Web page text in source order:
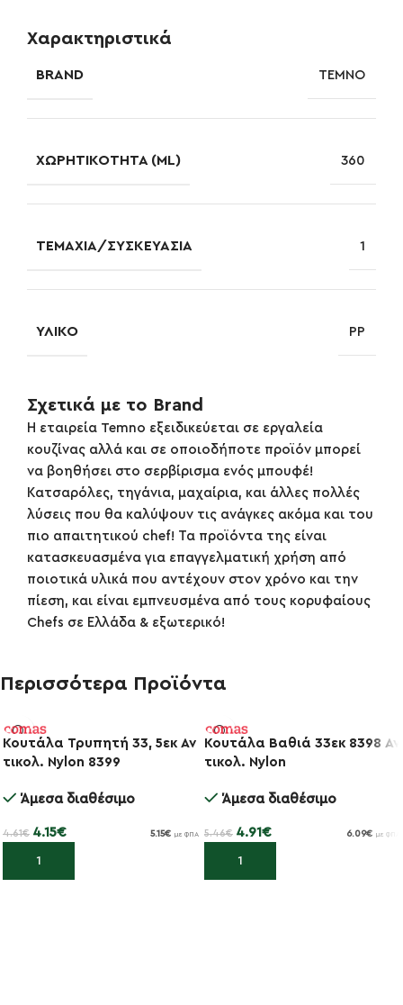
Χαρακτηριστικά
BRAND TEMNO
ΧΩΡΗΤΙΚΌΤΗΤΑ (ML) 360
ΤΕΜΆΧΙΑ/ΣΥΣΚΕΥΑΣΊΑ 1
ΥΛΙΚΌ PP
Σχετικά με το Brand
Η εταιρεία Temno εξειδικεύεται σε εργαλεία
κουζίνας αλλά και σε οποιοδήποτε προϊόν μπορεί
να βοηθήσει στο σερβίρισμα ενός μπουφέ!
Κατσαρόλες, τηγάνια, μαχαίρια, και άλλες πολλές
λύσεις που θα καλύψουν τις ανάγκες ακόμα και του
πιο απαιτητικού chef! Τα προϊόντα της είναι
κατασκευασμένα για επαγγελματική χρήση από
ποιοτικά υλικά που αντέχουν στον χρόνο και την
πίεση, και είναι εμπνευσμένα από τους κορυφαίους
Chefs σε Ελλάδα & εξωτερικό!
Περισσότερα Προϊόντα
-10%
Κουτάλα Τρυπητή 33, 5εκ Αν
τικολ. Nylon 8399
Άμεσα διαθέσιμο
4.61€ 4.15€ 5.15€ με ΦΠΑ
Προσθήκη στο καλάθι
-10%
Κουτάλα Βαθιά 33εκ 8398 Αν
τικολ. Nylon
Άμεσα διαθέσιμο
5.46€ 4.91 € 6.09€ με ΦΠΑ
Προσθήκη στο καλάθι